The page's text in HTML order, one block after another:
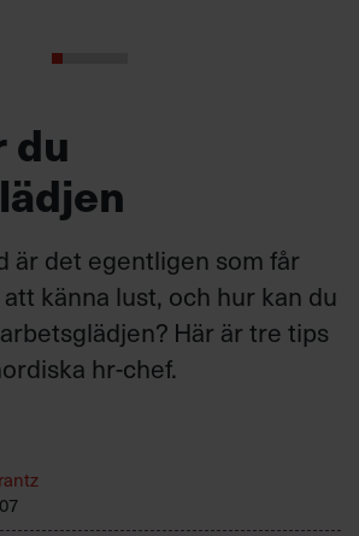
du
är det egentligen som får
känna lust, och hur kan du
Här är tre tips
hr-chef.